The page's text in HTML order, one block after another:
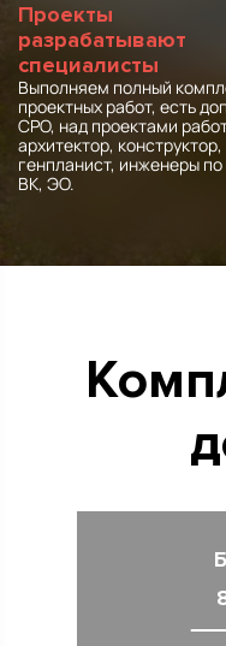
Проекты
разрабатывают
специалисты
Выполняем полный
проектных работ, есть
СРО, над проектами
архитектор, конструктор,
генпланист, инженеры
ВК, ЭО.